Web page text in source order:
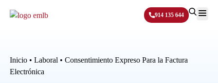
914 135 644
Inicio • Laboral • Consentimiento Expreso Para la Factura
Electrónica